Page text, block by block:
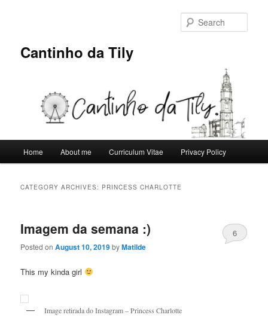
Cantinho da Tily
Home About me Curriculum Vitae Privacy Policy
CATEGORY ARCHIVES: PRINCESS CHARLOTTE
Imagem da semana :)
Posted onAugust 10, 2019byMatilde
6
This my kinda girl
Image retirada do Instagram – Princess Charlotte